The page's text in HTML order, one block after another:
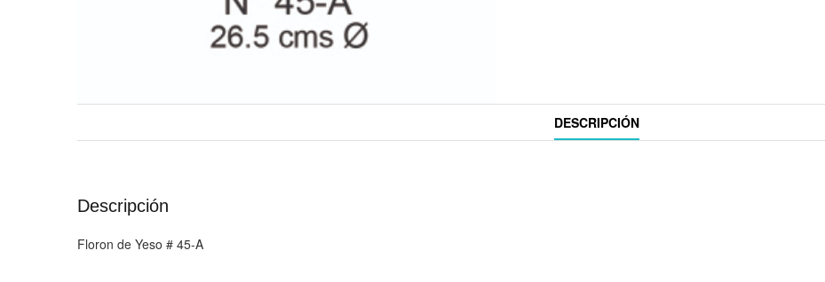
DESCRIPCIÓN
Descripción
Floron de Yeso # 45-A